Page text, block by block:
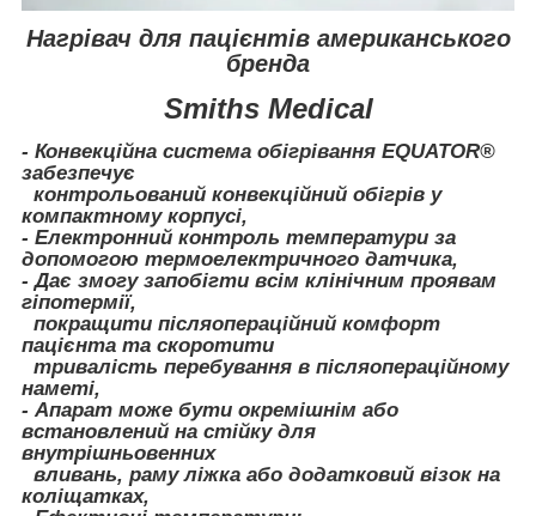
Нагрівач для пацієнтів американського
бренда
Smiths Medical
- Конвекційна система обігрівання EQUATOR®
забезпечує
контрольований конвекційний обігрів у
компактному корпусі,
- Електронний контроль температури за
допомогою термоелектричного датчика,
- Дає змогу запобігти всім клінічним проявам
гіпотермії,
покращити післяопераційний комфорт
пацієнта та скоротити
тривалість перебування в післяопераційному
наметі,
- Апарат може бути окремішнім або
встановлений на стійку для
внутрішньовенних
вливань, раму ліжка або додатковий візок на
коліщатках,